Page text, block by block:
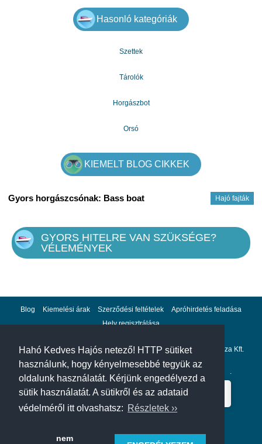
Hahó Kedves Hajós netező! HTTP sütiket
használunk, hogy kényelmesebbé tegyük az
oldalunk használatát. Kérjünk engedélyezd a
sütik használatát. A sütikről és az adataid
védelméről itt olvashatsz: Részletek ››
nem
Hasonló kategóriák
Szettek
Tárolók
Horgászbot
Orsó
KIEMELT BLOG CIKKEK
Hajó fajták
Gyors horgászcsónak: Bass boat
GYORS HITELRE VAN SZÜKSÉGE?
VÉLEMÉNYEK
Blog Kiemelési árak Szerződési feltételek
Apróhirdetés feladása
Hely regisztrálása
Adatvédelem Impresszum A hahohajo.hu kiadója a GlobalPlaza Kft.
A hahohajo.hu online bankkártyás fizetési partnere az .